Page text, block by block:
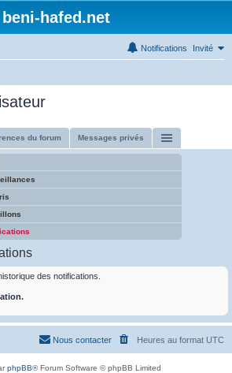
beni-hafed.net
Invité
Notifications
du forum Messages privés
des notifications.
Heures au format UTC
Nous contacter
phpBB® Forum Software © phpBB Limited